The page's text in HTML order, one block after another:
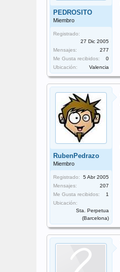
PEDROSITO
Miembro
Registrado:
27 Dic 2005
Mensajes:
277
Me Gusta recibidos:
0
Ubicación:
Valencia
RubenPedrazo
Miembro
Registrado:
5 Abr 2005
Mensajes:
207
Me Gusta recibidos:
1
Ubicación:
Sta. Perpetua
(Barcelona)